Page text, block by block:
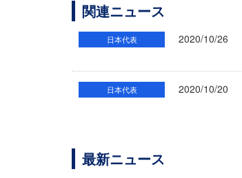
関連ニュース
日本代表 2020/10/26
日本代表 2020/10/20
最新ニュース